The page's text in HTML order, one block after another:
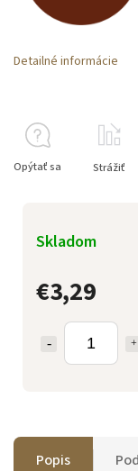
€3,29
Skladom
Detailné informácie
Opýtať sa Strážiť
Popis